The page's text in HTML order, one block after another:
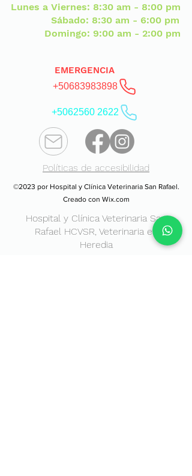
Lunes a Viernes: 8:30 am - 8:00 pm
Sábado: 8:30 am - 6:00 pm
Domingo: 9:00 am - 2:00 pm
EMERGENCIA
+50683983898
+5062560 2622
Políticas de accesibilidad
©2023 por Hospital y Clínica Veterinaria San Rafael.
Creado con Wix.com
Hospital y Clínica Veterinaria San
Rafael HCVSR, Veterinaria en
Heredia